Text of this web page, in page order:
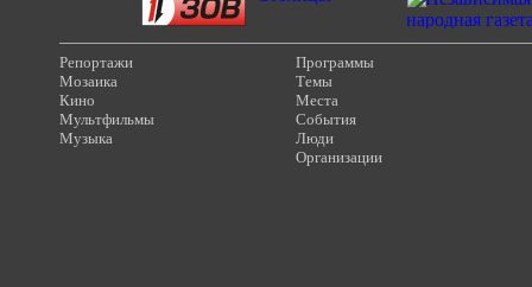
Репортажи
Мозаика
Кино
Мультфильмы
Музыка
Программы
Темы
Места
События
Люди
Организации